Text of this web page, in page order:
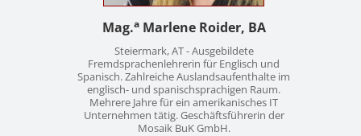
Mag.aMarlene Roider, BA
Steiermark, AT - Ausgebildete
Fremdsprachenlehrerin für Englisch und
Spanisch. Zahlreiche Auslandsaufenthalte im
englisch- und spanischsprachigen Raum.
Mehrere Jahre für ein amerikanisches IT
Unternehmen tätig. Geschäftsführerin der
Mosaik BuK GmbH.